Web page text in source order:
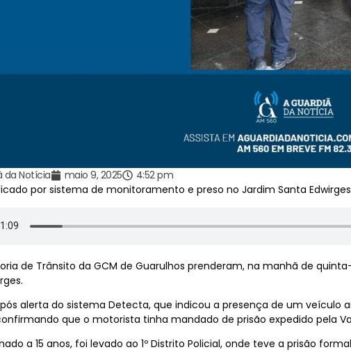
da Notícia maio 9, 2025
4:52 pm
por sistema de monitoramento e preso no Jardim Santa
de Trânsito da GCM de Guarulhos prenderam, na manhã de
alerta do sistema Detecta, que indicou a presença de um veículo
que o motorista tinha mandado de prisão expedido pela
a 15 anos, foi levado ao 1º Distrito Policial, onde teve a prisão